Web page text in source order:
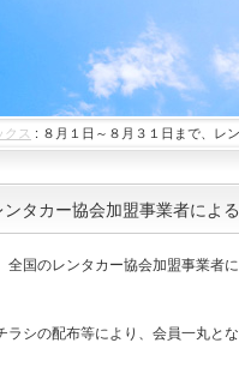
クス : ８月１日～８月３１日まで、レ
タカー協会加盟事業者によ
国のレンタカー協会加盟事業者
シの配布等により、会員一丸と